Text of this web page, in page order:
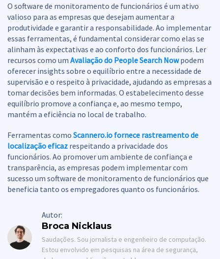
O software de monitoramento de funcionários é um ativo
valioso para as empresas que desejam aumentar a
produtividade e garantir a responsabilidade. Ao implementar
essas ferramentas, é fundamental considerar como elas se
alinham às expectativas e ao conforto dos funcionários. Ler
recursos como um Avaliação do People Search Nowpodem
oferecer insights sobre o equilíbrio entre a necessidade de
supervisão e o respeito à privacidade, ajudando as empresas a
tomar decisões bem informadas. O estabelecimento desse
equilíbrio promove a confiança e, ao mesmo tempo,
mantém a eficiência no local de trabalho.
Ferramentas como Scannero.io fornece rastreamento de
localização eficaz respeitando a privacidade dos
funcionários. Ao promover um ambiente de confiança e
transparência, as empresas podem implementar com
sucesso um software de monitoramento de funcionários que
beneficia tanto os empregadores quanto os funcionários.
Autor:
Broca Nicklaus
Saudações. Sou jornalista e engenheiro de computação.
Estou envolvido em pesquisas na área de segurança,